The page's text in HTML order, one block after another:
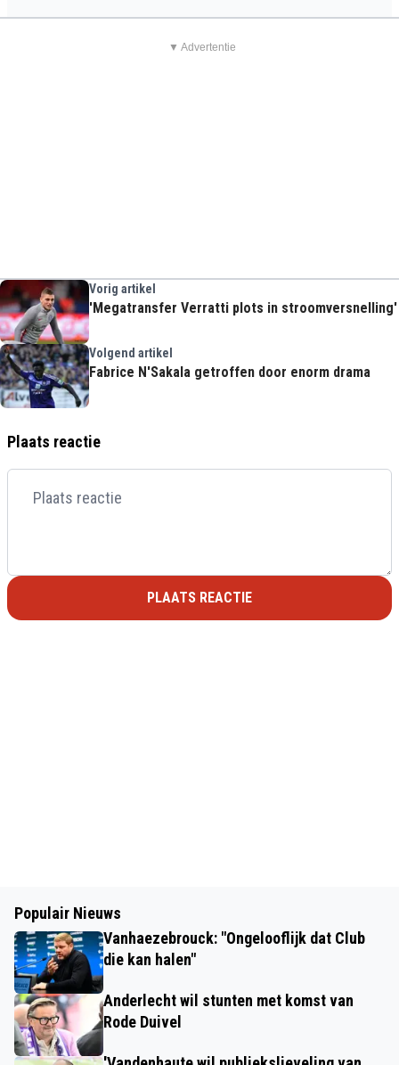
▼ Advertentie
Vorig artikel
'Megatransfer Verratti plots in stroomversnelling'
Volgend artikel
Fabrice N'Sakala getroffen door enorm drama
Plaats reactie
PLAATS REACTIE
Populair Nieuws
Vanhaezebrouck: "Ongelooflijk dat Club
die kan halen"
Anderlecht wil stunten met komst van
Rode Duivel